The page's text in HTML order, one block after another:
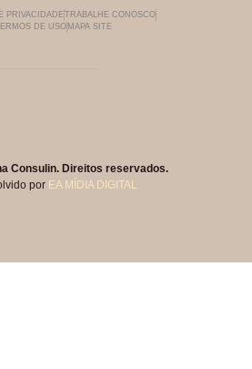
PRIVACIDADE TRABALHE CONOSCO
DE USOMAPA SITE
Consulin. Direitos reservados.
por EA MÍDIA DIGITAL